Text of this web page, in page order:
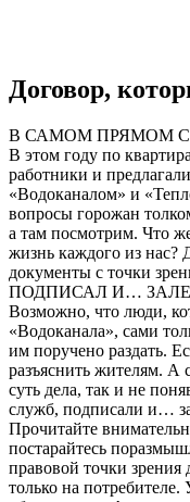
Договор,
В САМОМ ПРЯМОМ
В этом году по
работники и
«Водоканалом» и
вопросы горожан
а там посмотрим. Что
жизнь каждого из нас?
документы с точки
ПОДПИСАЛ И…
Возможно, что люди,
«Водоканала», сами
им поручено раздать.
разъяснить жителям. А
суть дела, так и не
служб, подписали и…
Прочитайте
постарайтесь
правовой точки зрения
только на